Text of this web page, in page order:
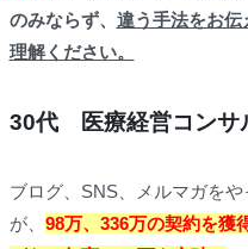
のみならず、 違う手法をお伝
理解ください。
30代 医療経営コン
ブログ、SNS、メルマガを
が、 98万、336万の契約を獲